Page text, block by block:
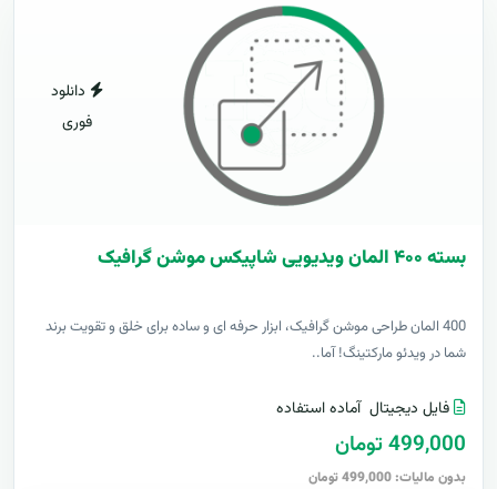
دانلود
فوری
بسته ۴۰۰ المان ویدیویی شاپیکس موشن گرافیک
400 المان طراحی موشن گرافیک، ابزار حرفه ای و ساده برای خلق و تقویت برند
شما در ویدئو مارکتینگ! آما..
فایل دیجیتال آماده استفاده
499,000 تومان
بدون مالیات: 499,000 تومان